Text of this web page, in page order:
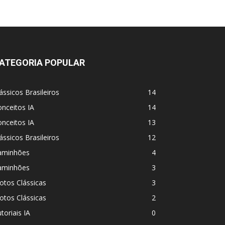
POPULAR
Brasileiros
14
IA
14
IA
13
Brasileiros
12
4
3
Clássicas
3
Clássicas
2
IA
0